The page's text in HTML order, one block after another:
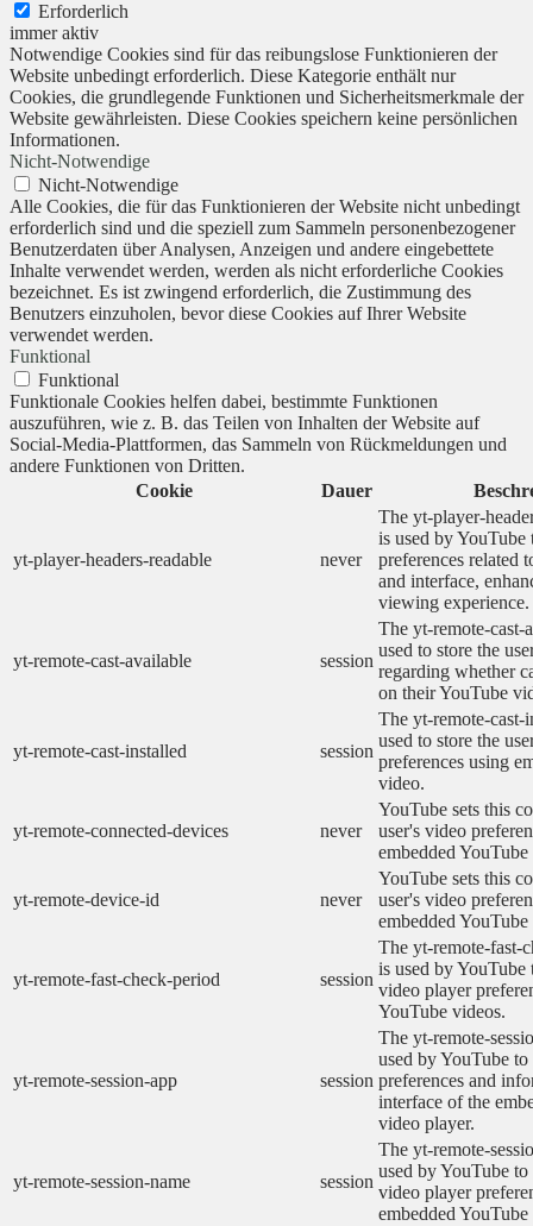
Erforderlich
immer aktiv
Notwendige Cookies sind für das reibungslose Funktionieren der
Website unbedingt erforderlich. Diese Kategorie enthält nur
Cookies, die grundlegende Funktionen und Sicherheitsmerkmale der
Website gewährleisten. Diese Cookies speichern keine persönlichen
Informationen.
Nicht-Notwendige
Nicht-Notwendige
Alle Cookies, die für das Funktionieren der Website nicht unbedingt
erforderlich sind und die speziell zum Sammeln personenbezogener
Benutzerdaten über Analysen, Anzeigen und andere eingebettete
Inhalte verwendet werden, werden als nicht erforderliche Cookies
bezeichnet. Es ist zwingend erforderlich, die Zustimmung des
Benutzers einzuholen, bevor diese Cookies auf Ihrer Website
verwendet werden.
Funktional
Funktional
Funktionale Cookies helfen dabei, bestimmte Funktionen
auszuführen, wie z. B. das Teilen von Inhalten der Website auf
Social-Media-Plattformen, das Sammeln von Rückmeldungen und
andere Funktionen von Dritten.
Cookie
Dauer
yt-player-headers-readable never
The yt-player-
is used by YouTube
preferences related
and interface,
viewing experience.
yt-remote-cast-available session
The yt-remote-cast-
used to store the
regarding whether
on their YouTube
yt-remote-cast-installed session
The yt-remote-cast-
used to store the
preferences using
video.
yt-remote-connected-devices never
YouTube sets this
user's video
embedded
yt-remote-device-id never
YouTube sets this
user's video
embedded
yt-remote-fast-check-period session
The yt-remote-fast-
is used by YouTube
video player
YouTube videos.
yt-remote-session-app session
The yt-remote-
used by YouTube to
preferences and
interface of the
video player.
yt-remote-session-name session
The yt-remote-
used by YouTube to
video player
embedded